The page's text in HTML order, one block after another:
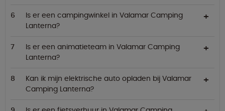
Is er een campingwinkel in Valamar Camping
Lanterna?
Is er een animatieteam in Valamar Camping
Lanterna?
Kan ik mijn elektrische auto opladen bij Valamar
Camping Lanterna?